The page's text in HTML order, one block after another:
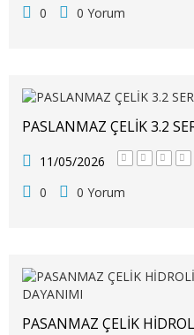
0
0 Yorum
PASLANMAZ ÇELİK 3.2
11/05/2026
0
0 Yorum
PASANMAZ ÇELİK